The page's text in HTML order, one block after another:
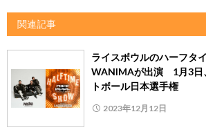
関連記事
ライスボウルのハーフタ
WANIMAが出演 1月3日
トボール日本選手権
2023年12月12日